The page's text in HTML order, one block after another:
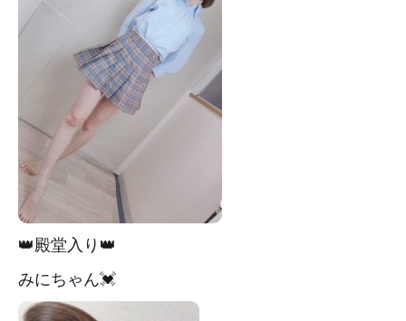
👑殿堂入り👑
みにちゃん💓